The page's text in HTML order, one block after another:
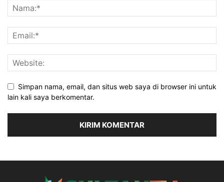
Simpan nama, email, dan situs web saya di browser ini untuk
lain kali saya berkomentar.